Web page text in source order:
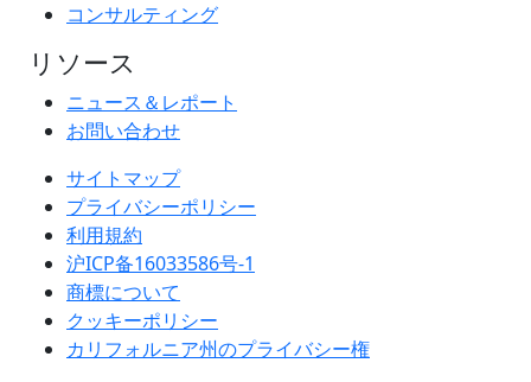
コンサルティング
リソース
ニュース＆レポート
お問い合わせ
サイトマップ
プライバシーポリシー
利用規約
沪ICP备16033586号-1
商標について
クッキーポリシー
カリフォルニア州のプライバシー権